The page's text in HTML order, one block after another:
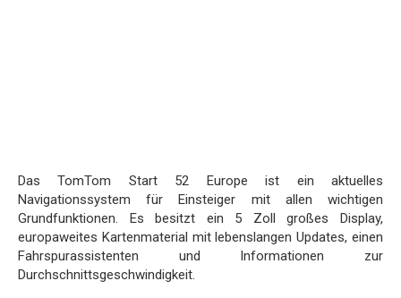
Das TomTom Start 52 Europe ist ein aktuelles
Navigationssystem für Einsteiger mit allen wichtigen
Grundfunktionen. Es besitzt ein 5 Zoll großes Display,
europaweites Kartenmaterial mit lebenslangen Updates, einen
Fahrspurassistenten und Informationen zur
Durchschnittsgeschwindigkeit.